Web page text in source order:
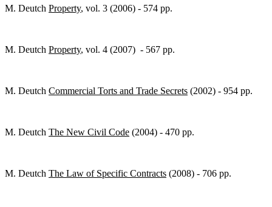
M. Deutch Property, vol. 3 (2006) - 574 pp.
M. Deutch Property, vol. 4 (2007) - 567 pp.
M. Deutch Commercial Torts and Trade Secrets (2002) - 954 pp.
M. Deutch The New Civil Code (2004) - 470 pp.
M. Deutch The Law of Specific Contracts (2008) - 706 pp.